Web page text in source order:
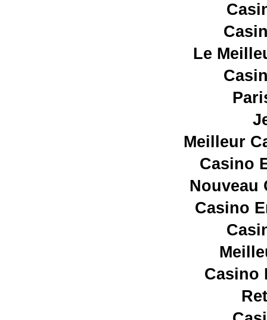
Le
Meilleur
Casino
Nouveau
Casino
Casino